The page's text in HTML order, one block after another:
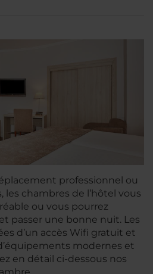
professionnel ou
les chambres de l’hôtel vous
ou vous pourrez
passer une bonne nuit. Les
d’un accès Wifi gratuit et
modernes et
en détail ci-dessous nos